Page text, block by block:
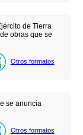
de Tierra
obras que se
Otros formatos
se anuncia
Otros formatos